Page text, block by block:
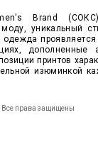
Brand (СОКС)
уникальный
проявляется
дополненные
принтов
изюминкой
Все права защищены